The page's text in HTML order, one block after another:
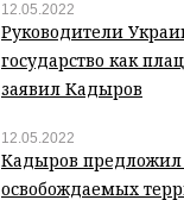
12.05.2022
Руководители
государство как
заявил Кадыров
12.05.2022
Кадыров предложил
освобождаемых